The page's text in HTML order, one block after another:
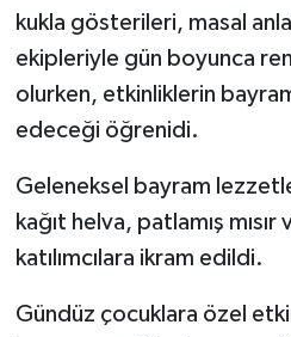
kukla gösterileri, masal
ekipleriyle gün boyunca
olurken, etkinliklerin
edeceği öğrenidi.
Geleneksel bayram
kağıt helva, patlamış
katılımcılara ikram edildi.
Gündüz çocuklara özel